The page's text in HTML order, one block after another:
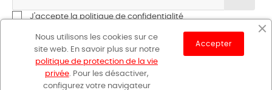
J'accepte la politique de confidentialité
Nous utilisons les cookies sur ce
site web. En savoir plus sur notre
politique de protection de la vie
privée. Pour les désactiver,
configurez votre navigateur
Accepter